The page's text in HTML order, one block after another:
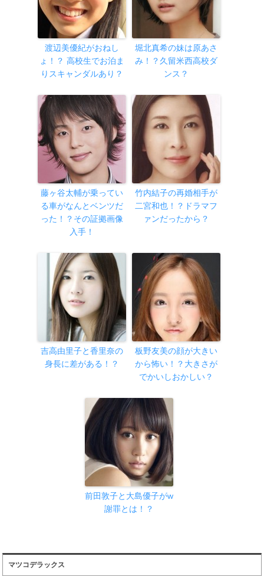
渡辺美優紀がおねし
ょ！？ 高校生でお泊ま
りスキャンダルあり？
堀北真希の妹は原あさ
み！？久留米西高校ダ
ンス？
藤ヶ谷太輔が乗ってい
る車がなんとベンツだ
った！？その証拠画像
入手！
竹内結子の再婚相手が
二宮和也！？ドラマフ
ァンだったから？
吉高由里子と香里奈の
身長に差がある！？
板野友美の顔が大きい
から怖い！？大きさが
でかいしおかしい？
前田敦子と大島優子がw
謝罪とは！？
マツコデラックス